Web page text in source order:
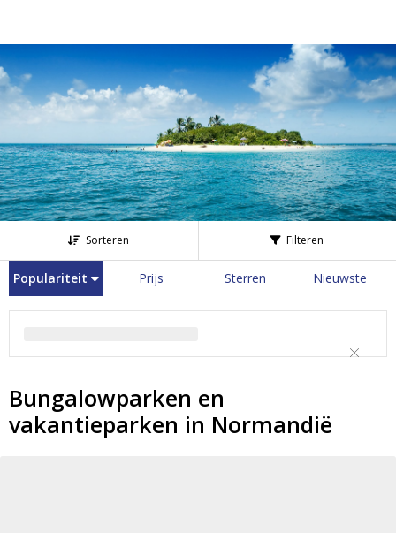
Sorteren Filteren
Populariteit Prijs Sterren Nieuwste
Bungalowparken en
vakantieparken in Normandië